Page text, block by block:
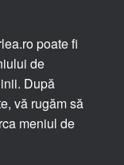
poate fi
de
După
vă rugăm să
meniul de